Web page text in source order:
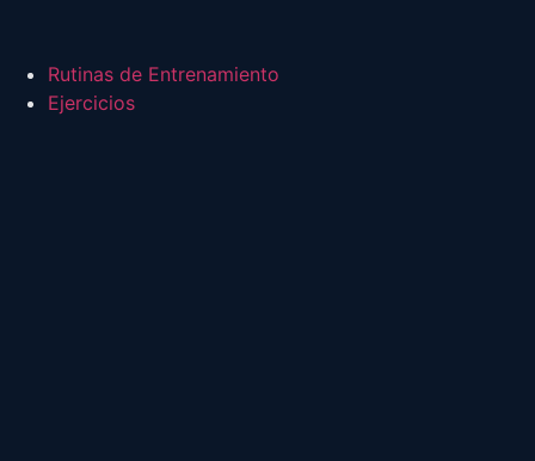
Rutinas de Entrenamiento
Ejercicios